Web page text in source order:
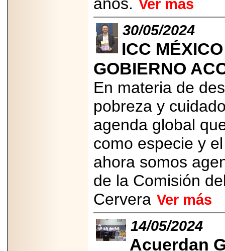
Ver más
30/05/2024
ICC
GOBIERNO
En materia de
pobreza y
agenda global
como especie y
ahora somos
de la Comisión
Cervera Ver más
14/05/2024
Acuerdan